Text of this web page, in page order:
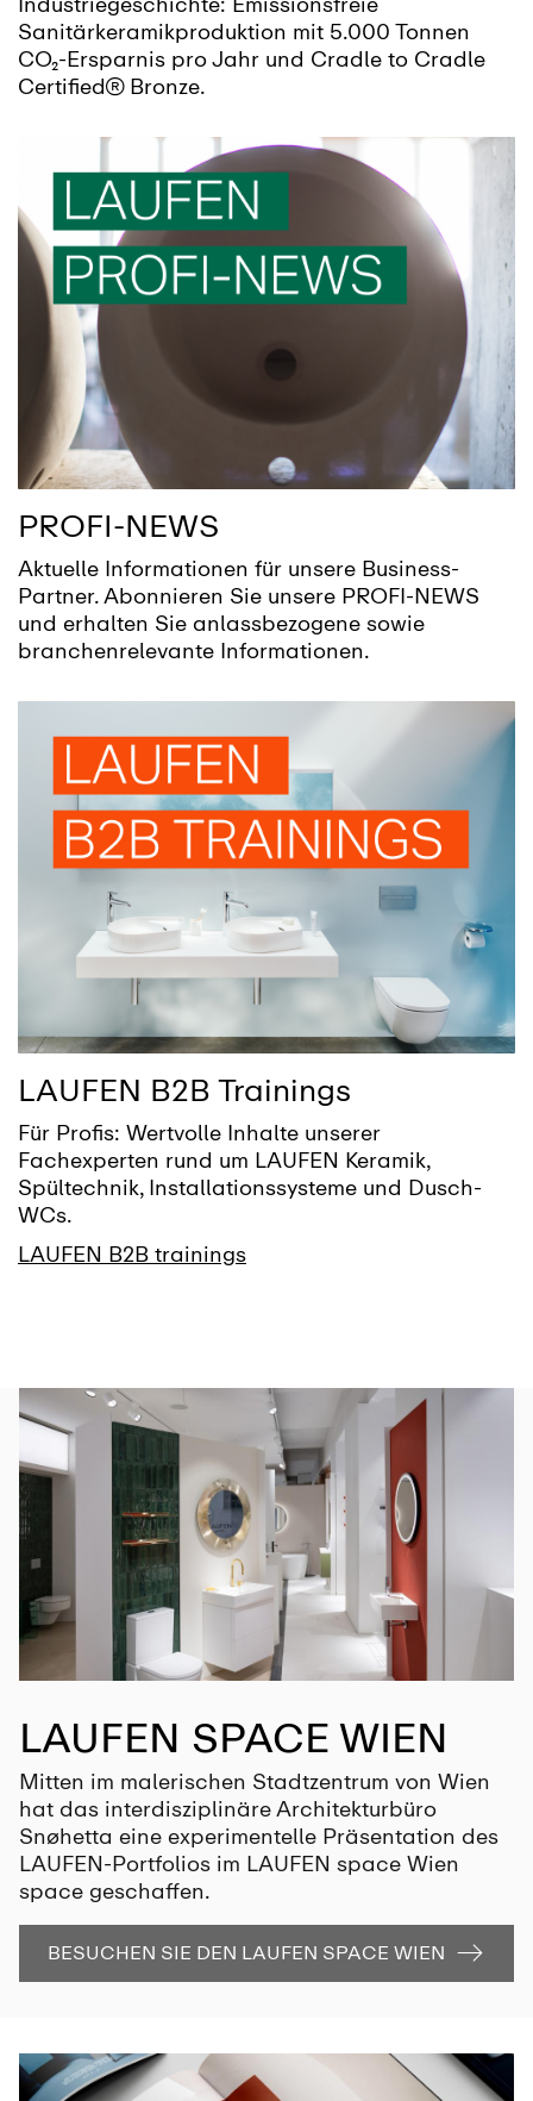
Industriegeschichte: Emissionsfreie
Sanitärkeramikproduktion mit 5.000 Tonnen
CO₂-Ersparnis pro Jahr und Cradle to Cradle
Certified® Bronze.
PROFI-NEWS
Aktuelle Informationen für unsere Business-
Partner. Abonnieren Sie unsere PROFI-NEWS
und erhalten Sie anlassbezogene sowie
branchenrelevante Informationen.
LAUFEN B2B Trainings
Für Profis: Wertvolle Inhalte unserer
Fachexperten rund um LAUFEN Keramik,
Spültechnik, Installationssysteme und Dusch-
WCs.
LAUFEN B2B trainings
LAUFEN SPACE WIEN
Mitten im malerischen Stadtzentrum von Wien
hat das interdisziplinäre Architekturbüro
Snøhetta eine experimentelle Präsentation des
LAUFEN-Portfolios im LAUFEN space Wien
space geschaffen.
BESUCHEN SIE DEN LAUFEN SPACE WIEN